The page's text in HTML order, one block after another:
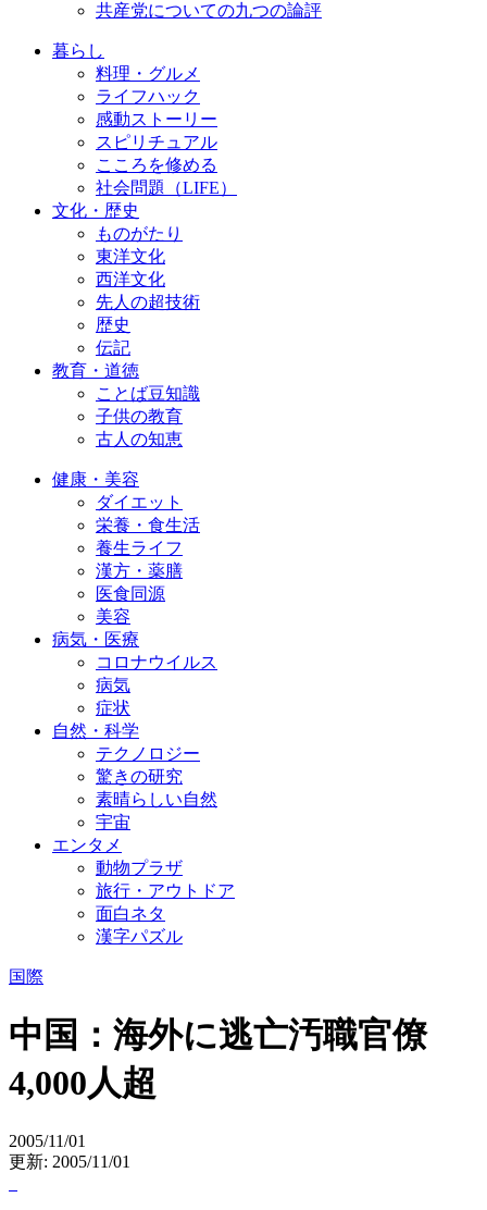
共産党についての九つの論評
暮らし
料理・グルメ
ライフハック
感動ストーリー
スピリチュアル
こころを修める
社会問題（LIFE）
文化・歴史
ものがたり
東洋文化
西洋文化
先人の超技術
歴史
伝記
教育・道徳
ことば豆知識
子供の教育
古人の知恵
健康・美容
ダイエット
栄養・食生活
養生ライフ
漢方・薬膳
医食同源
美容
病気・医療
コロナウイルス
病気
症状
自然・科学
テクノロジー
驚きの研究
素晴らしい自然
宇宙
エンタメ
動物プラザ
旅行・アウトドア
面白ネタ
漢字パズル
国際
中国：海外に逃亡汚職官僚
4,000人超
2005/11/01
更新: 2005/11/01